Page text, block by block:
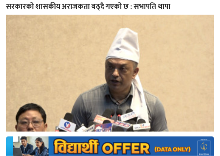
सरकारको शासकीय अराजकता बढ्दै गएको छ : सभापति थापा